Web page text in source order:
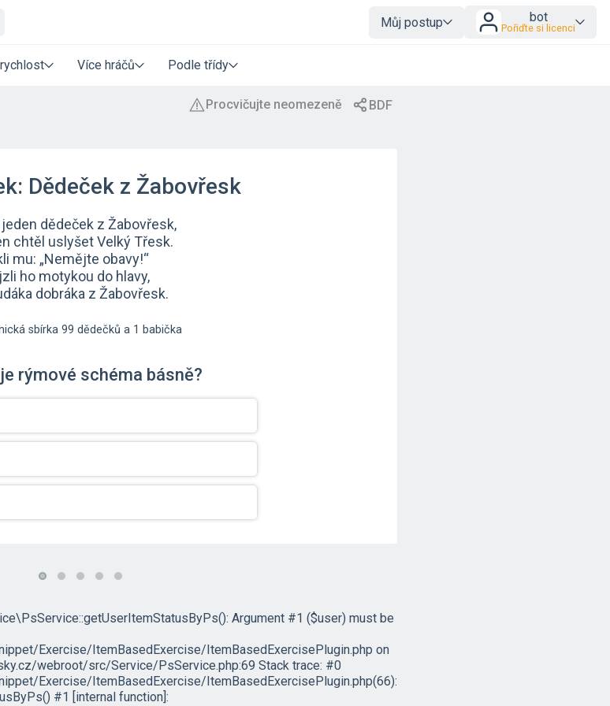
Můj postup bot
Pořiďte si licenci
Více hráčů Podle třídy
Dědeček z Žabovřesk
jeden dědeček z Žabovřesk,
chtěl uslyšet Velký Třesk.
mu: „Nemějte obavy!“
ho motykou do hlavy,
dobráka z Žabovřesk.
sbírka 99 dědečků a 1 babička
rýmové schéma básně?
Argument #1 ($user) must be
Exercise/ItemBasedExercise/ItemBasedExercisePlugin.php on
webroot/src/Service/PsService.php:69 Stack trace: #0
Exercise/ItemBasedExercise/ItemBasedExercisePlugin.php(66):
#1 [internal function]: